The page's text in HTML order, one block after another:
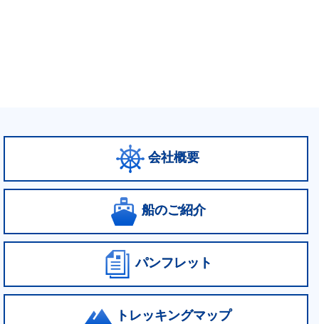
会社概要
船のご紹介
パンフレット
トレッキングマップ